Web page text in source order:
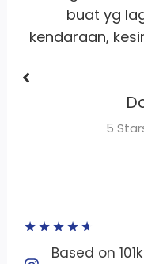
5
★★★★★
Based on 101k